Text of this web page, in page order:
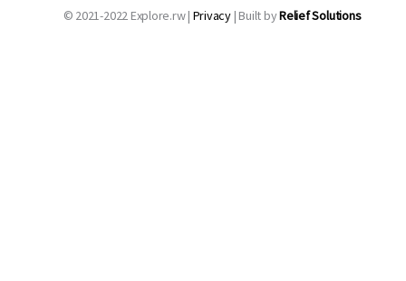
© 2021-2022 Explore.rw | Privacy| Built byRelief Solutions